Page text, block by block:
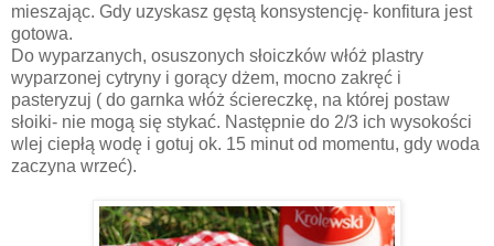
mieszając. Gdy uzyskasz gęstą konsystencję- konfitura jest
gotowa.
Do wyparzanych, osuszonych słoiczków włóż plastry
wyparzonej cytryny i gorący dżem, mocno zakręć i
pasteryzuj ( do garnka włóż ściereczkę, na której postaw
słoiki- nie mogą się stykać. Następnie do 2/3 ich wysokości
wlej ciepłą wodę i gotuj ok. 15 minut od momentu, gdy woda
zaczyna wrzeć).